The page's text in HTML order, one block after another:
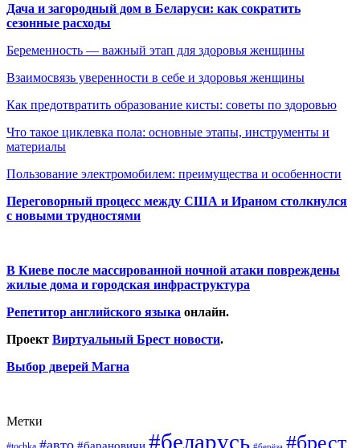
Дача и загородный дом в Беларуси: как сократить
сезонные расходы
Беременность — важный этап для здоровья женщины
Взаимосвязь уверенности в себе и здоровья женщины
Как предотвратить образование кисты: советы по здоровью
Что такое циклевка пола: основные этапы, инструменты и
материалы
Пользование электромобилем: преимущества и особенности
Переговорный процесс между США и Ираном столкнулся
с новыми трудностями
В Киеве после массированной ночной атаки повреждены
жилые дома и городская инфраструктура
Репетитор английского языка онлайн.
Проект Виртуальный Брест новости.
Выбор дверей Магна
Метки
#авто #беларусь #брест